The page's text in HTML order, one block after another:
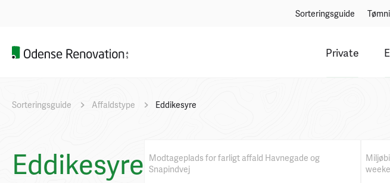
Sorteringsguide
Private
Sorteringsguide Affaldstype Eddikesyre
Eddikesyre Modtageplads for farligt affald Havnegade og
Snapindvej